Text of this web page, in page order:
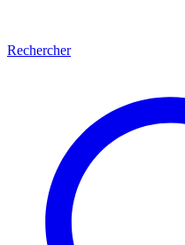
Rechercher